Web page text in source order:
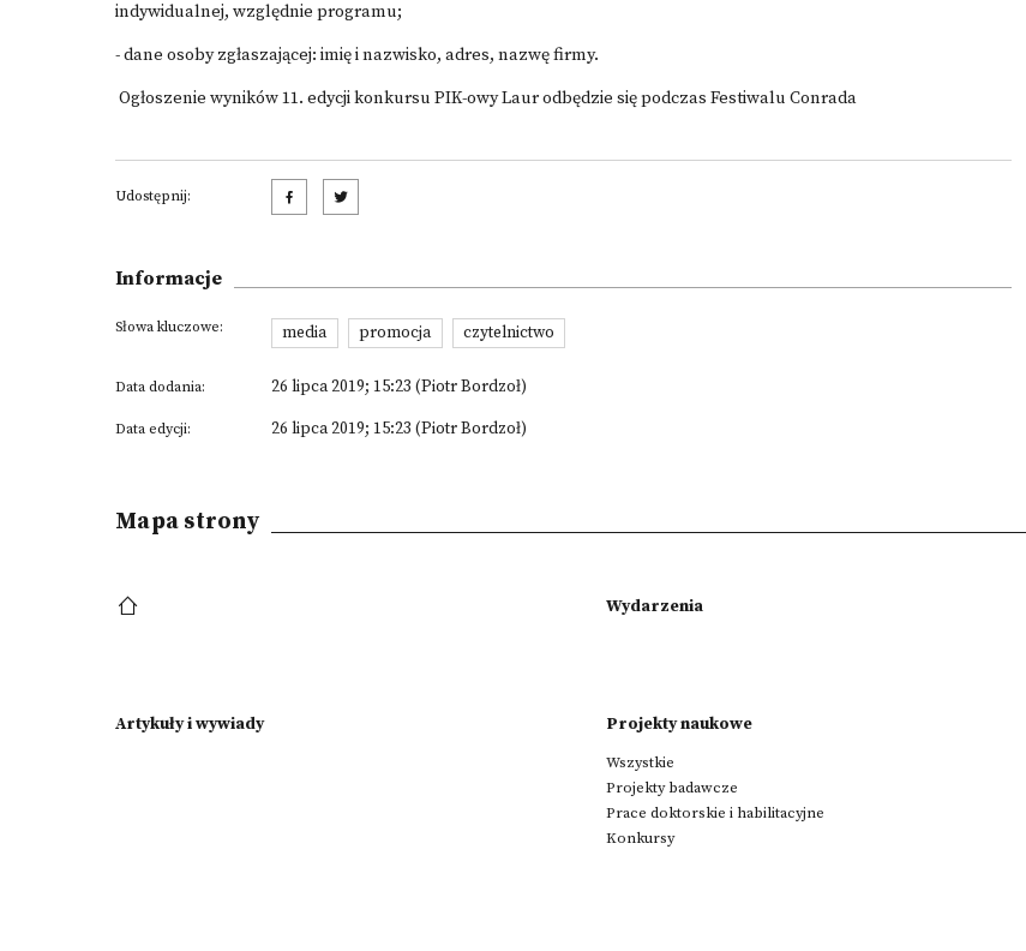
indywidualnej, względnie programu;
- dane osoby zgłaszającej: imię i nazwisko, adres, nazwę firmy.
Ogłoszenie wyników 11. edycji konkursu PIK-owy Laur odbędzie się podczas Festiwalu Conrada
Udostępnij:
Informacje
Słowa kluczowe: media promocja czytelnictwo
Data dodania: 26 lipca 2019; 15:23 (Piotr Bordzoł)
Data edycji: 26 lipca 2019; 15:23 (Piotr Bordzoł)
Mapa strony
Wydarzenia
Artykuły i wywiady Projekty naukowe
Wszystkie
Projekty badawcze
Prace doktorskie i habilitacyjne
Konkursy